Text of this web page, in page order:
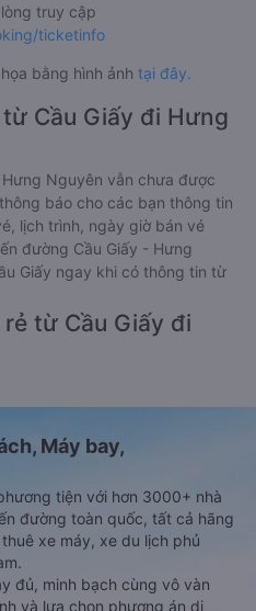
truy cập
ticketinfo
bằng hình ảnh tại đây.
Cầu Giấy đi Hưng
Nguyên vẫn chưa được
báo cho các bạn thông tin
lịch trình, ngày giờ bán vé
đường Cầu Giấy - Hưng
Giấy ngay khi có thông tin từ
từ Cầu Giấy đi
Máy bay,
tiện với hơn 3000+ nhà
đường toàn quốc, tất cả hãng
xe máy, xe du lịch phủ
đủ, minh bạch cùng vô vàn
và lựa chọn phương án di